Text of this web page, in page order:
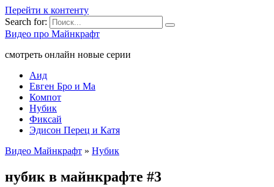
Перейти к контенту
Search for:
Видео про Майнкрафт
смотреть онлайн новые серии
Аид
Евген Бро и Ма
Компот
Нубик
Фиксай
Эдисон Перец и Катя
Видео Майнкрафт » Нубик
нубик в майнкрафте #3